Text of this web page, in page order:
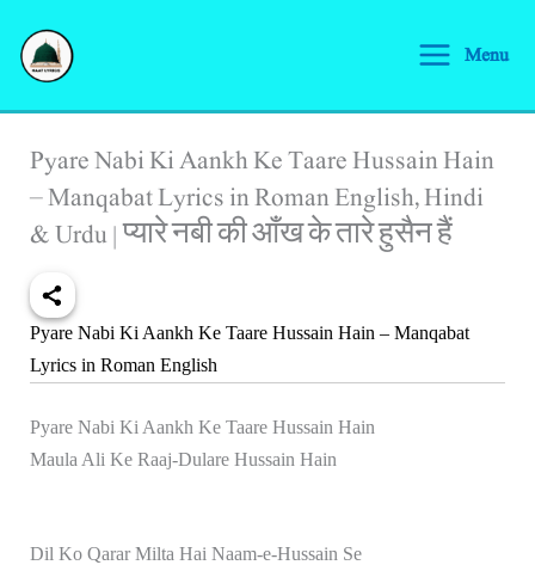
content
Menu
Pyare Nabi Ki Aankh Ke Taare Hussain Hain
– Manqabat Lyrics in Roman English, Hindi
& Urdu | प्यारे नबी की आँख के तारे हुसैन हैं
Pyare Nabi Ki Aankh Ke Taare Hussain Hain – Manqabat
Lyrics in Roman English
Pyare Nabi Ki Aankh Ke Taare Hussain Hain
Maula Ali Ke Raaj-Dulare Hussain Hain
Dil Ko Qarar Milta Hai Naam-e-Hussain Se
e
c